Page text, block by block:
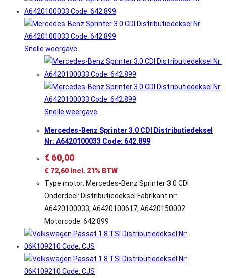
Snelle weergave
Snelle weergave
Mercedes-Benz Sprinter 3.0 CDI Distributiedeksel
Nr: A6420100033 Code: 642.899
€ 60,00
€ 72,60 incl. 21% BTW
Type motor: Mercedes-Benz Sprinter 3.0 CDI
Onderdeel: Distributiedeksel Fabrikant nr:
A6420100033, A6420100617, A6420150002
Motorcode: 642.899